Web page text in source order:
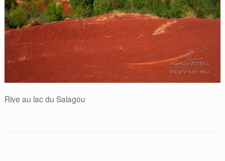
Rive au lac du Salagou